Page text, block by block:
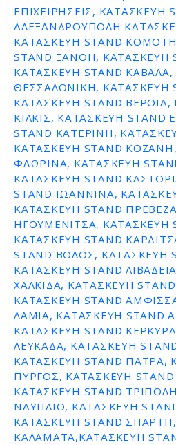
ΕΠΙΧΕΙΡΉΣΕΙΣ, ΚΑΤΑΣΚΕΥΗ
ΑΛΕΞΑΝΔΡΟΥΠΟΛΗ
ΚΑΤΑΣΚΕΥΗ STAND
STAND ΞΑΝΘΗ, ΚΑΤΑΣΚΕΥΗ
ΚΑΤΑΣΚΕΥΗ STAND
ΘΕΣΣΑΛΟΝΙΚΗ, ΚΑΤΑΣΚΕΥΗ
ΚΑΤΑΣΚΕΥΗ STAND ΒΕΡΟΙΑ,
ΚΙΛΚΙΣ, ΚΑΤΑΣΚΕΥΗ STAND
STAND ΚΑΤΕΡΙΝΗ,
ΚΑΤΑΣΚΕΥΗ STAND
ΦΛΩΡΙΝΑ, ΚΑΤΑΣΚΕΥΗ
ΚΑΤΑΣΚΕΥΗ STAND
STAND ΙΩΑΝΝΙΝΑ,
ΚΑΤΑΣΚΕΥΗ STAND
ΗΓΟΥΜΕΝΙΤΣΑ, ΚΑΤΑΣΚΕΥΗ
ΚΑΤΑΣΚΕΥΗ STAND
STAND ΒΟΛΟΣ, ΚΑΤΑΣΚΕΥΗ
ΚΑΤΑΣΚΕΥΗ STAND
ΧΑΛΚΙΔΑ, ΚΑΤΑΣΚΕΥΗ
ΚΑΤΑΣΚΕΥΗ STAND
ΛΑΜΙΑ, ΚΑΤΑΣΚΕΥΗ STAND
ΚΑΤΑΣΚΕΥΗ STAND
ΛΕΥΚΑΔΑ, ΚΑΤΑΣΚΕΥΗ
ΚΑΤΑΣΚΕΥΗ STAND ΠΑΤΡΑ,
ΠΥΡΓΟΣ, ΚΑΤΑΣΚΕΥΗ
ΚΑΤΑΣΚΕΥΗ STAND
ΝΑΥΠΛΙΟ, ΚΑΤΑΣΚΕΥΗ
ΚΑΤΑΣΚΕΥΗ STAND
ΚΑΛΑΜΑΤΑ,ΚΑΤΑΣΚΕΥΗ